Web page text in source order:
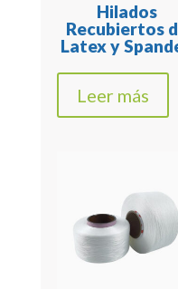
Hilados
Recubiertos
Latex y
Leer más